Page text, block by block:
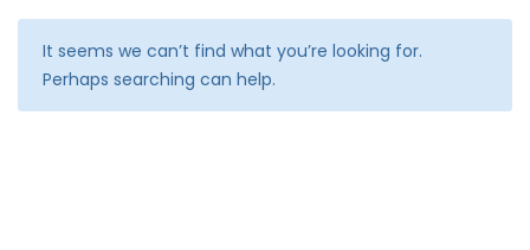
It seems we can’t find what you’re looking for.
Perhaps searching can help.